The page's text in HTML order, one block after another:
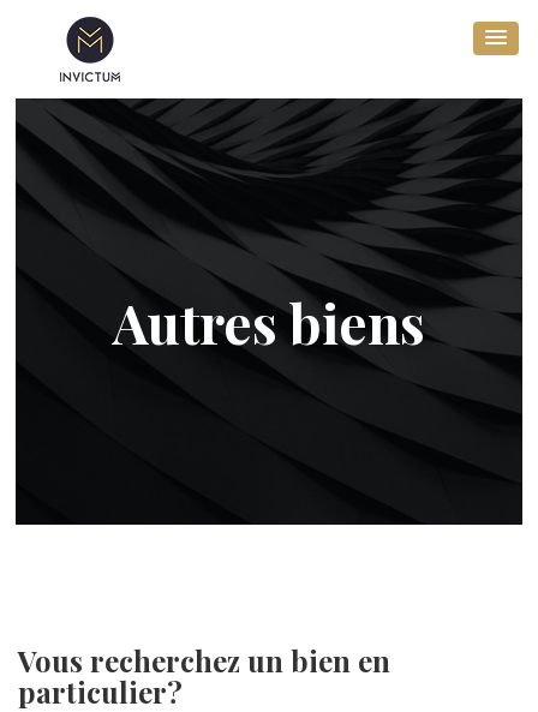
Autres biens
Vous recherchez un bien en
particulier?